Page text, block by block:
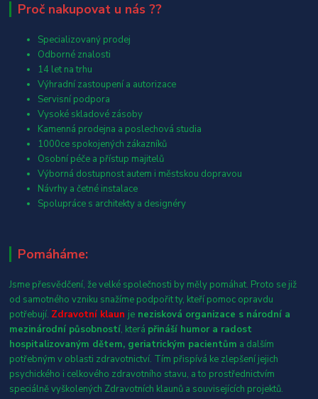
Proč nakupovat u nás ??
Specializovaný prodej
Odborné znalosti
14 let na trhu
Výhradní zastoupení a autorizace
Servisní podpora
Vysoké skladové zásoby
Kamenná prodejna a poslechová studia
1000ce spokojených zákazníků
Osobní péče a přístup majitelů
Výborná dostupnost autem i městskou dopravou
Návrhy a četné instalace
Spolupráce s architekty a designéry
Pomáháme:
Jsme přesvědčení, že velké společnosti by měly pomáhat. Proto se již
od samotného vzniku snažíme podpořit ty, kteří pomoc opravdu
potřebují. Zdravotní klaun je nezisková organizace s národní a
mezinárodní působností, která přináší humor a radost
hospitalizovaným dětem, geriatrickým pacientům a dalším
potřebným v oblasti zdravotnictví. Tím přispívá ke zlepšení jejich
psychického i celkového zdravotního stavu, a to prostřednictvím
speciálně vyškolených Zdravotních klaunů a souvisejících projektů.